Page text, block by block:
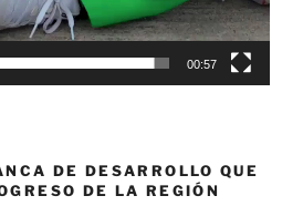
00:57
DE DESARROLLO QUE
DE LA REGIÓN